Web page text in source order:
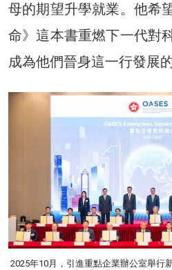
母的期望升學就業。他希
命》這本書重燃下一代對
成為他們晉身這一行發展
2025年10月，引進重點企業辦公室舉行